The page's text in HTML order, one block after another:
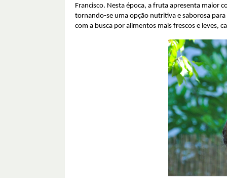
Francisco. Nesta época, a fruta apresenta maior
tornando-se uma opção nutritiva e saborosa
com a busca por alimentos mais frescos e leves,